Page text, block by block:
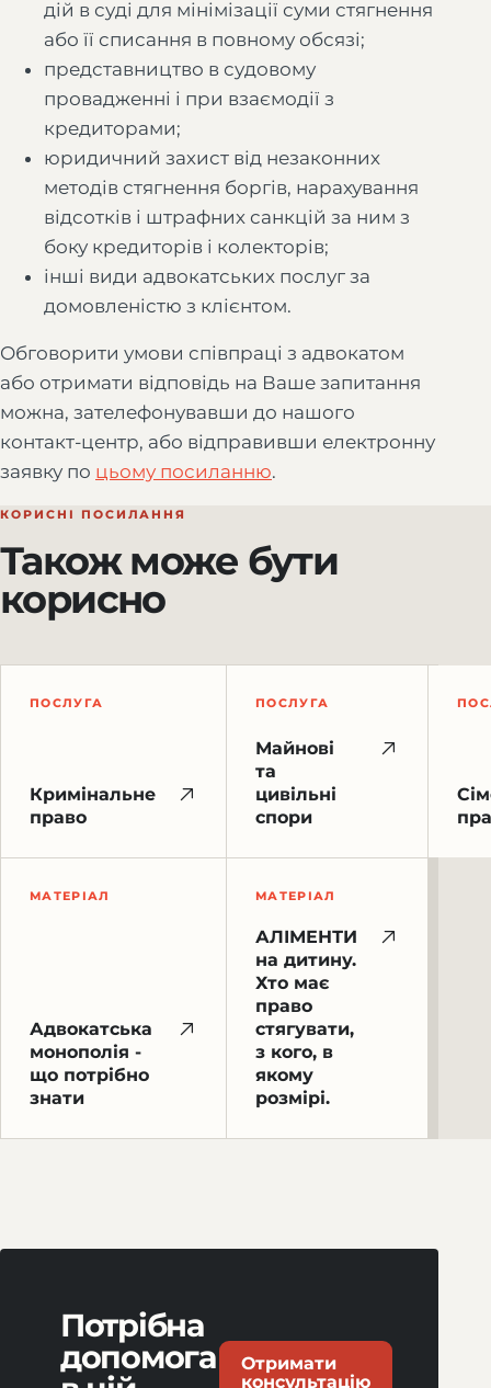
дій в суді для мінімізації суми стягнення
або її списання в повному обсязі;
представництво в судовому
провадженні і при взаємодії з
кредиторами;
юридичний захист від незаконних
методів стягнення боргів, нарахування
відсотків і штрафних санкцій за ним з
боку кредиторів і колекторів;
інші види адвокатських послуг за
домовленістю з клієнтом.
Обговорити умови співпраці з адвокатом
або отримати відповідь на Ваше запитання
можна, зателефонувавши до нашого
контакт-центр, або відправивши електронну
заявку по цьому посиланню.
КОРИСНІ ПОСИЛАННЯ
Також може бути
корисно
ПОСЛУГА
Кримінальне
право
ПОСЛУГА
Майнові
та
цивільні
спори
МАТЕРІАЛ
Адвокатська
монополія -
що потрібно
знати
МАТЕРІАЛ
АЛІМЕНТИ
на дитину.
Хто має
право
стягувати,
з кого, в
якому
розмірі.
Потрібна
допомога
Отримати
консультацію